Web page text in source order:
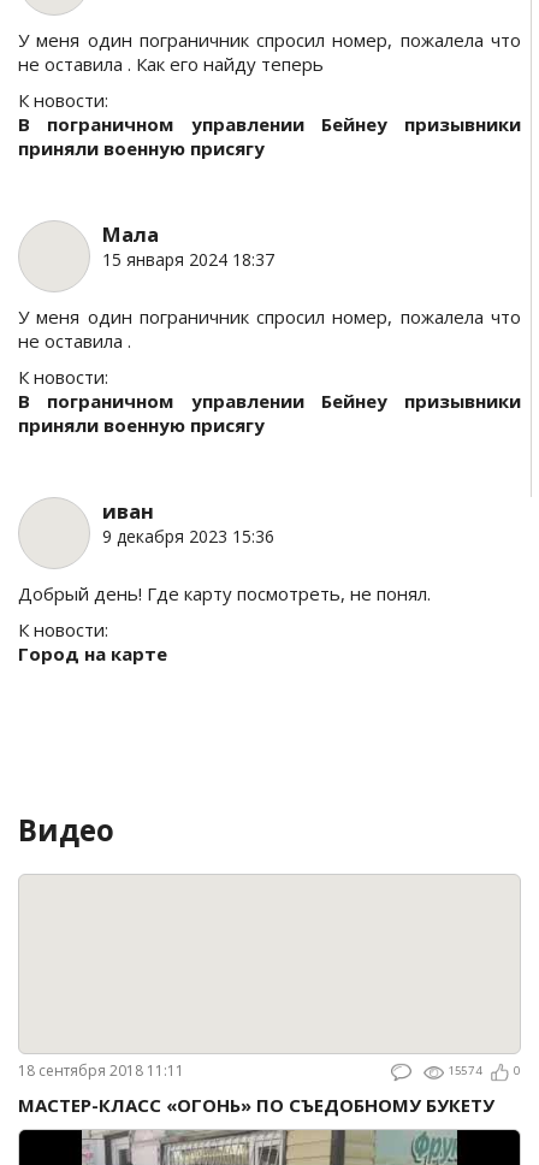
У меня один пограничник спросил номер, пожалела что
не оставила . Как его найду теперь
К новости:
В пограничном управлении Бейнеу призывники
приняли военную присягу
Мала
15 января 2024 18:37
У меня один пограничник спросил номер, пожалела что
не оставила .
К новости:
В пограничном управлении Бейнеу призывники
приняли военную присягу
иван
9 декабря 2023 15:36
Добрый день! Где карту посмотреть, не понял.
К новости:
Город на карте
Видео
18 сентября 2018 11:11 15574 0
МАСТЕР-КЛАСС «ОГОНЬ» ПО СЪЕДОБНОМУ БУКЕТУ